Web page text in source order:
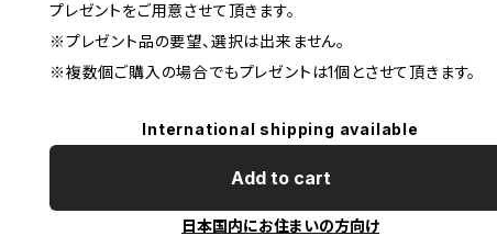
プレゼントをご用意させて頂きます。
※プレゼント品の要望、選択は出来ません。
※複数個ご購入の場合でもプレゼントは1個とさせて頂きます。
International shipping available
Add to cart
日本国内にお住まいの方向け